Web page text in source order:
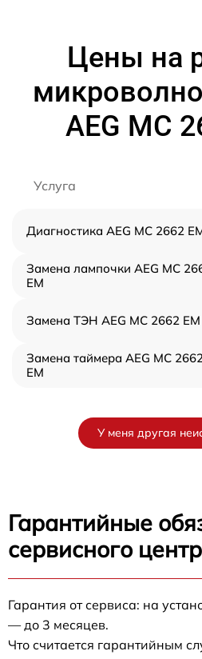
Цены на
AEG MC
Услуга
Диагностика AEG MC 2662
Замена лампочки AEG MC
EM
Замена ТЭН AEG MC 2662 EM
Замена таймера AEG MC 2662
EM
У меня другая
Гарантийные
сервисного
Гарантия от сервиса: на
— до 3 месяцев.
Что считается гарантийным